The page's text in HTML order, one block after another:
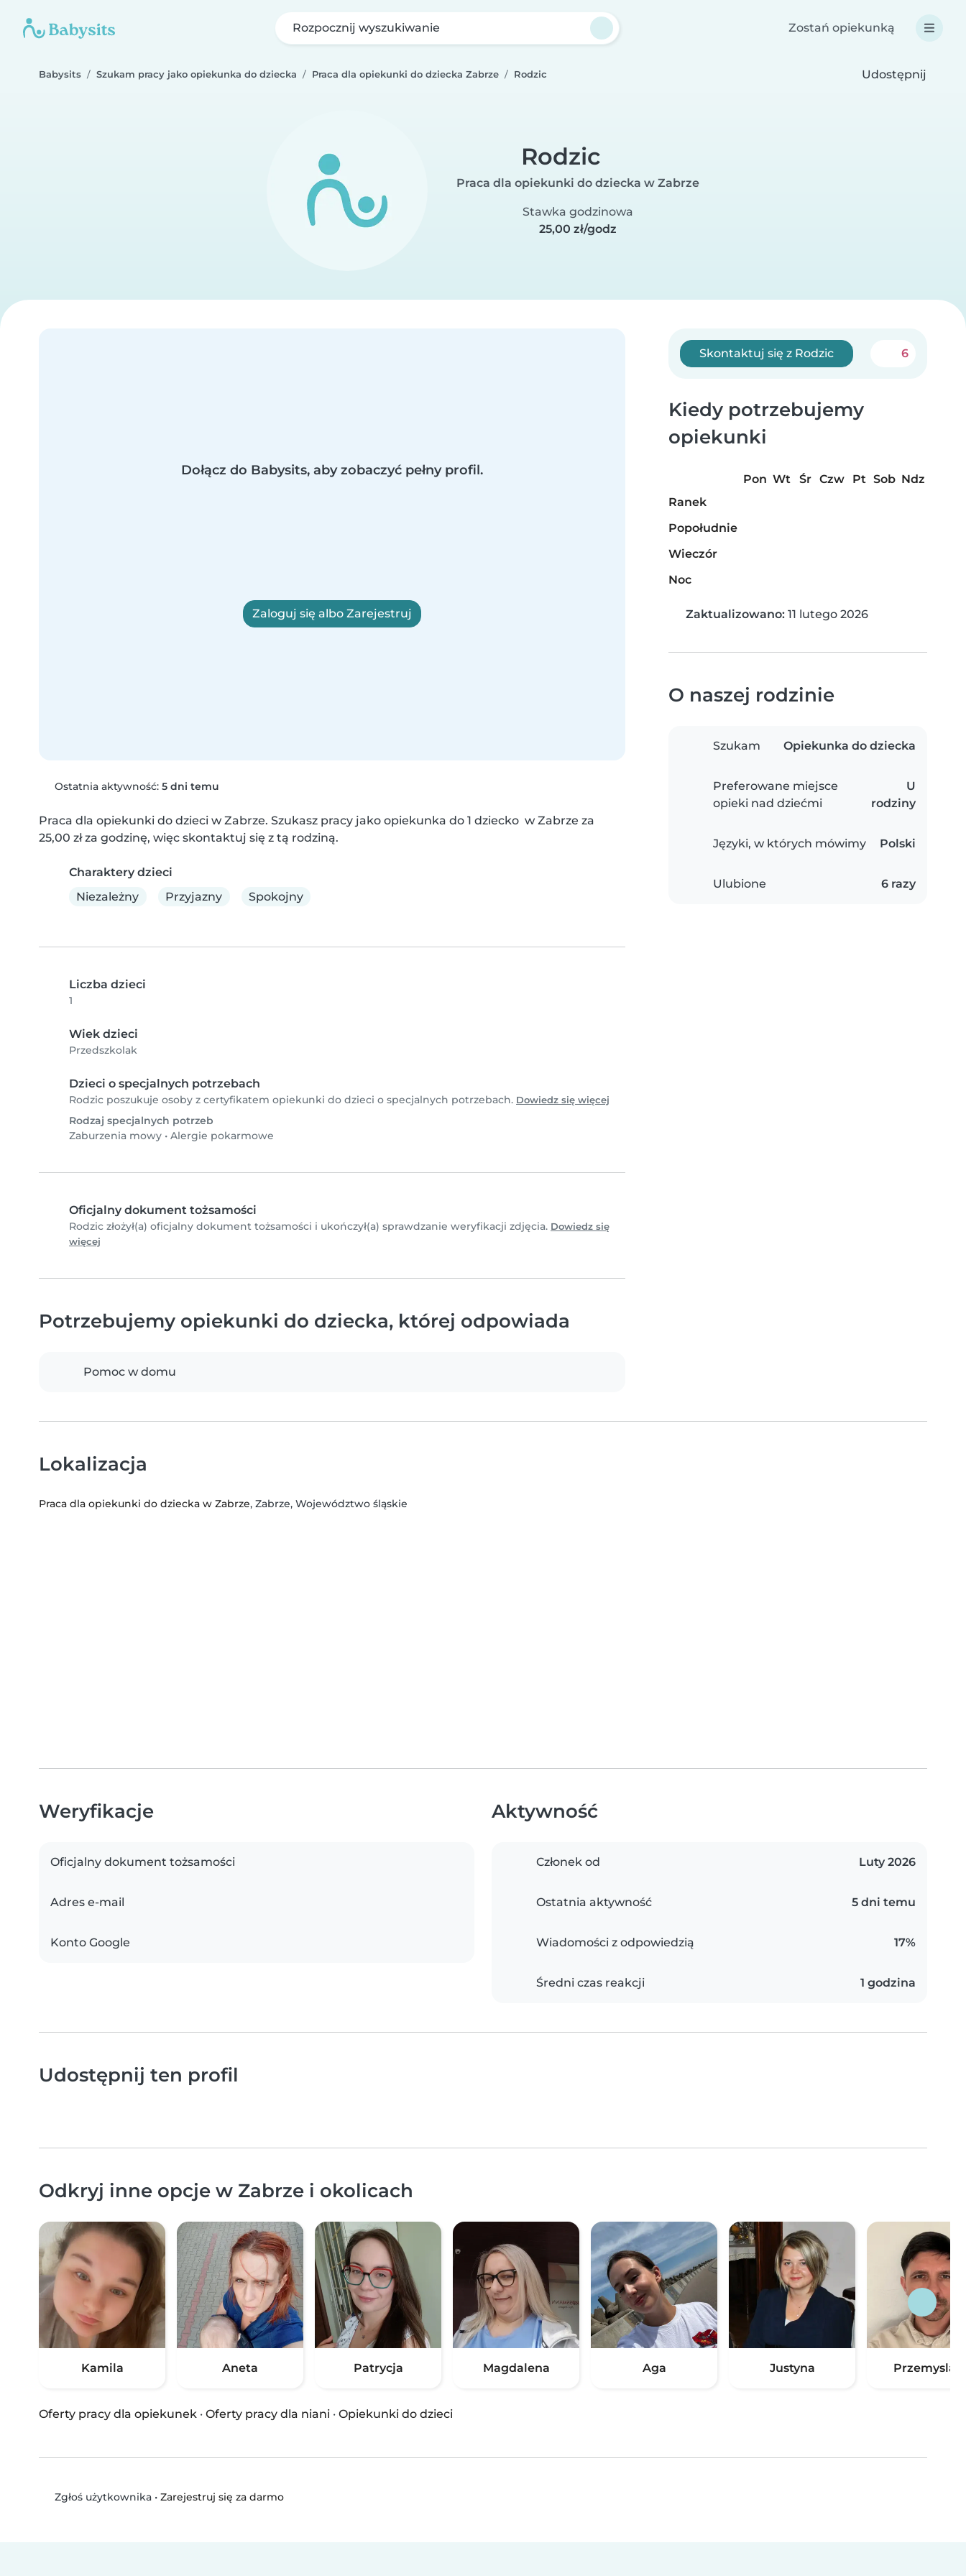
Rozpocznij wyszukiwanie Zostań opiekunką
Babysits Szukam pracy jako opiekunka do dziecka Praca dla opiekunki do dziecka Zabrze Rodzic Udostępnij
Rodzic
Praca dla opiekunki do dziecka w Zabrze
Stawka godzinowa
25,00 zł/godz
Dołącz do Babysits, aby zobaczyć pełny profil.
Zaloguj się albo Zarejestruj
Ostatnia aktywność: 5 dni temu
Praca dla opiekunki do dzieci w Zabrze. Szukasz pracy jako opiekunka do 1 dziecko  w Zabrze za
25,00 zł za godzinę, więc skontaktuj się z tą rodziną.
Charaktery dzieci
Niezależny
Przyjazny Spokojny
Liczba dzieci
1
Wiek dzieci
Przedszkolak
Dzieci o specjalnych potrzebach
Rodzic poszukuje osoby z certyfikatem opiekunki do dzieci o specjalnych potrzebach. Dowiedz się więcej
Rodzaj specjalnych potrzeb
Zaburzenia mowy • Alergie pokarmowe
Oficjalny dokument tożsamości
Rodzic złożył(a) oficjalny dokument tożsamości i ukończył(a) sprawdzanie weryfikacji zdjęcia. Dowiedz się
więcej
Skontaktuj się z Rodzic 6
Kiedy potrzebujemy
opiekunki
Pon Wt Śr Czw Pt Sob Ndz
Ranek
Popołudnie
Wieczór
Noc
Zaktualizowano: 11 lutego 2026
O naszej rodzinie
Szukam Opiekunka do dziecka
Preferowane miejsce
opieki nad dziećmi
U
rodziny
Języki, w których mówimy Polski
Ulubione 6 razy
Potrzebujemy opiekunki do dziecka, której odpowiada
Pomoc w domu
Lokalizacja
Praca dla opiekunki do dziecka w Zabrze, Zabrze, Województwo śląskie
Weryfikacje
Oficjalny dokument tożsamości
Adres e-mail
Konto Google
Aktywność
Członek od Luty 2026
Ostatnia aktywność 5 dni temu
Wiadomości z odpowiedzią 17%
Średni czas reakcji 1 godzina
Udostępnij ten profil
Odkryj inne opcje w Zabrze i okolicach
Kamila Aneta Patrycja Magdalena Aga Justyna Przemyslaw
Oferty pracy dla opiekunek · Oferty pracy dla niani · Opiekunki do dzieci
Zgłoś użytkownika• Zarejestruj się za darmo